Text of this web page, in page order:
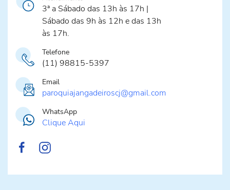
3ª a Sábado das 13h às 17h |
Sábado das 9h às 12h e das 13h
às 17h.
Telefone
(11) 98815-5397
Email
paroquiajangadeiroscj@gmail.com
WhatsApp
Clique Aqui